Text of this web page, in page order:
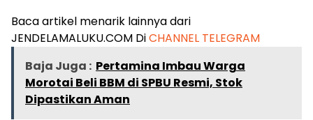
Baca artikel menarik lainnya dari
JENDELAMALUKU.COM DiCHANNEL TELEGRAM
Baja Juga : Pertamina Imbau Warga
Morotai Beli BBM di SPBU Resmi, Stok
Dipastikan Aman